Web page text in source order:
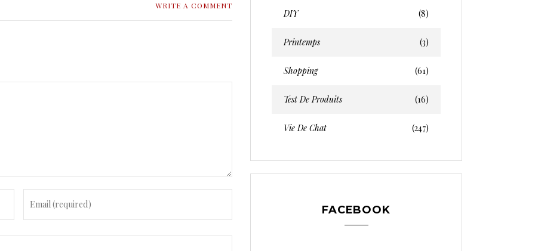
WRITE A COMMENT
DIY (8)
Printemps (3)
Shopping (61)
Test De Produits (16)
Vie De Chat (247)
FACEBOOK